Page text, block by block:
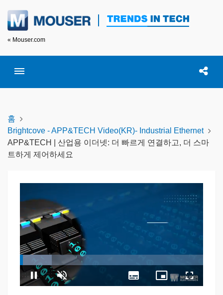
« Mouser.com
Toggle menubar Open 이
홈
Brightcove - APP&TECH Video(KR)- Industrial Ethernet
APP&TECH | 산업용 이더넷: 더 빠르게 연결하고, 더 스마
트하게 제어하세요
Pause Unmute
17.42%
SubtitlesPicture-
in-
Fullscreen